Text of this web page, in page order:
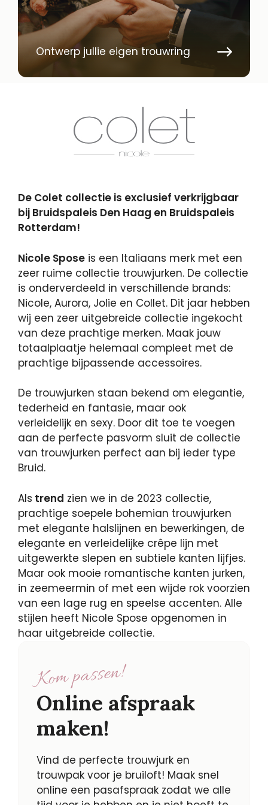
Ontwerp jullie eigen trouwring
De Colet collectie is exclusief verkrijgbaar
bij Bruidspaleis Den Haag en Bruidspaleis
Rotterdam!
Nicole Spose is een Italiaans merk met een
zeer ruime collectie trouwjurken. De collectie
is onderverdeeld in verschillende brands:
Nicole, Aurora, Jolie en Collet. Dit jaar hebben
wij een zeer uitgebreide collectie ingekocht
van deze prachtige merken. Maak jouw
totaalplaatje helemaal compleet met de
prachtige bijpassende accessoires.
De trouwjurken staan bekend om elegantie,
tederheid en fantasie, maar ook
verleidelijk en sexy. Door dit toe te voegen
aan de perfecte pasvorm sluit de collectie
van trouwjurken perfect aan bij ieder type
Bruid.
Als trend zien we in de 2023 collectie,
prachtige soepele bohemian trouwjurken
met elegante halslijnen en bewerkingen, de
elegante en verleidelijke crêpe lijn met
uitgewerkte slepen en subtiele kanten lijfjes.
Maar ook mooie romantische kanten jurken,
in zeemeermin of met een wijde rok voorzien
van een lage rug en speelse accenten. Alle
stijlen heeft Nicole Spose opgenomen in
haar uitgebreide collectie.
Kom passen!
Online afspraak
maken!
Vind de perfecte trouwjurk en
trouwpak voor je bruiloft! Maak snel
online een pasafspraak zodat we alle